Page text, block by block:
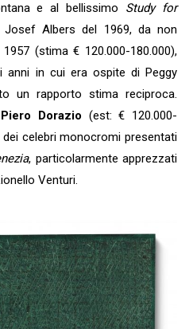
e al bellissimo Study for
Albers del 1969, da non
(stima € 120.000-180.000),
anni in cui era ospite di Peggy
un rapporto stima reciproca.
Piero Dorazio (est: € 120.000-
celebri monocromi presentati
, particolarmente apprezzati
Venturi.